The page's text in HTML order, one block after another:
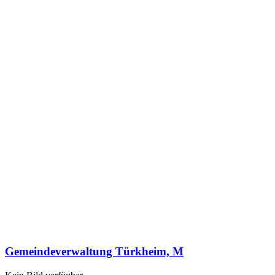
Gemeindeverwaltung Türkheim, M